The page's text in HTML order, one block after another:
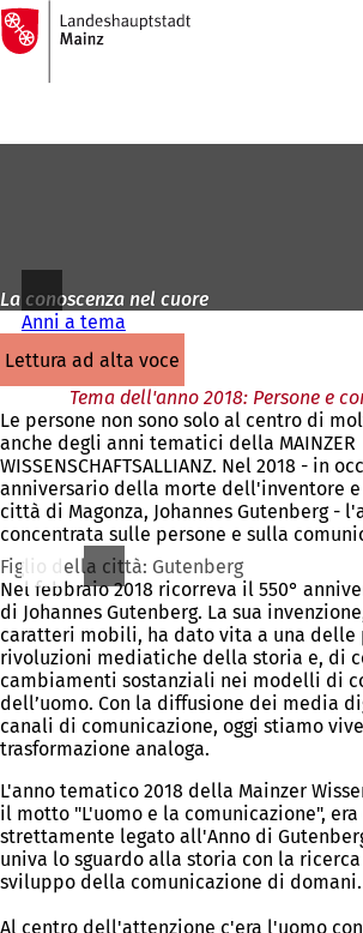
Vai al contenuto
Alla
pagina
iniziale
La conoscenza nel cuore
Anni a tema
lettura ad alta voce
Tema dell'anno 2018: Persone e
Le persone non sono solo al centro di
anche degli anni tematici della MAINZER
WISSENSCHAFTSALLIANZ. Nel 2018 - in
anniversario della morte dell'inventore
città di Magonza, Johannes Gutenberg -
concentrata sulle persone e sulla
Figlio della città: Gutenberg
Nel febbraio 2018 ricorreva il 550°
di Johannes Gutenberg. La sua
caratteri mobili, ha dato vita a una delle
rivoluzioni mediatiche della storia e, di
cambiamenti sostanziali nei modelli di
dell’uomo. Con la diffusione dei media
canali di comunicazione, oggi stiamo
trasformazione analoga.
L'anno tematico 2018 della Mainzer
il motto "L'uomo e la comunicazione",
strettamente legato all'Anno di
univa lo sguardo alla storia con la
sviluppo della comunicazione di domani.
Al centro dell'attenzione c'era l'uomo